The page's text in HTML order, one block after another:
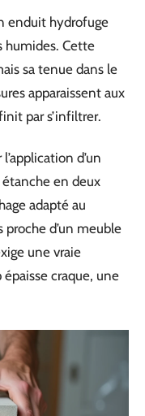
enduit hydrofuge
humides. Cette
sa tenue dans le
apparaissent aux
par s’infiltrer.
d’un
en deux
adapté au
d’un meuble
une vraie
craque, une